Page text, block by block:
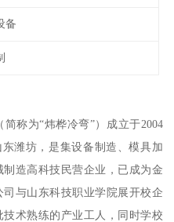
备
称为“炜桦冷弯”）成立于2004
潍坊，是集设备制造、模具加
造高科技民营企业，已成为金
司与山东科技职业学院展开校企
术熟练的产业工人，同时学校